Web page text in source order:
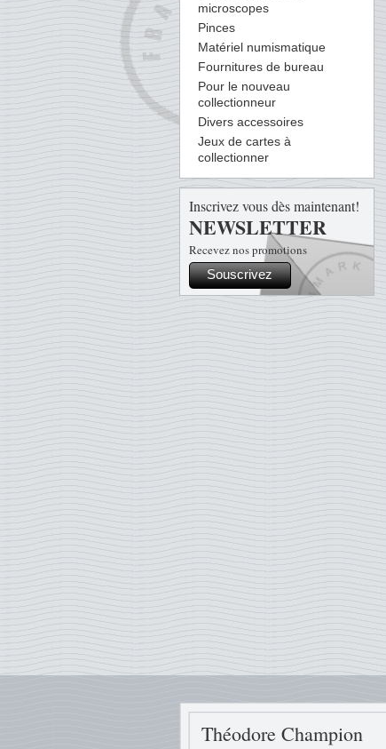
microscopes
Pinces
Matériel numismatique
Fournitures de bureau
Pour le nouveau
collectionneur
Divers accessoires
Jeux de cartes à
collectionner
Inscrivez vous dès maintenant!
NEWSLETTER
Recevez nos promotions
Souscrivez
Théodore Champion